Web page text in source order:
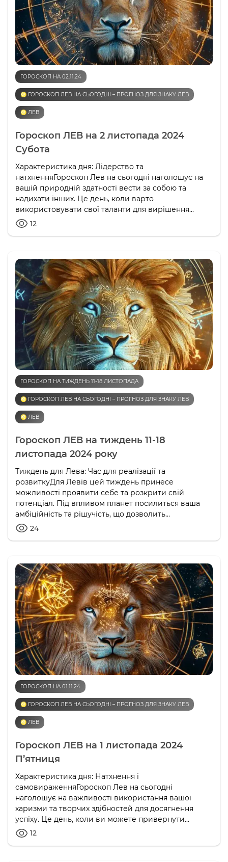
ГОРОСКОП НА 02.11.24
♌️ ГОРОСКОП ЛЕВ НА СЬОГОДНІ – ПРОГНОЗ ДЛЯ ЗНАКУ ЛЕВ
♌️ ЛЕВ
Гороскоп ЛЕВ на 2 листопада 2024
Субота
Характеристика дня: Лідерство та
натхненняГороскоп Лев на сьогодні наголошує на
вашій природній здатності вести за собою та
надихати інших. Це день, коли варто
використовувати свої таланти для вирішення...
12
ГОРОСКОП НА ТИЖДЕНЬ 11-18 ЛИСТОПАДА
♌️ ГОРОСКОП ЛЕВ НА СЬОГОДНІ – ПРОГНОЗ ДЛЯ ЗНАКУ ЛЕВ
♌️ ЛЕВ
Гороскоп ЛЕВ на тиждень 11-18
листопада 2024 року
Тиждень для Лева: Час для реалізації та
розвиткуДля Левів цей тиждень принесе
можливості проявити себе та розкрити свій
потенціал. Під впливом планет посилиться ваша
амбіційність та рішучість, що дозволить...
24
ГОРОСКОП НА 01.11.24
♌️ ГОРОСКОП ЛЕВ НА СЬОГОДНІ – ПРОГНОЗ ДЛЯ ЗНАКУ ЛЕВ
♌️ ЛЕВ
Гороскоп ЛЕВ на 1 листопада 2024
П’ятниця
Характеристика дня: Натхнення і
самовираженняГороскоп Лев на сьогодні
наголошує на важливості використання вашої
харизми та творчих здібностей для досягнення
успіху. Це день, коли ви можете привернути...
12